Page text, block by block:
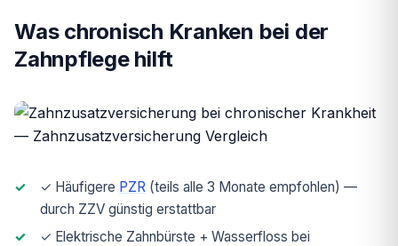
Was chronisch Kranken bei der
Zahnpflege hilft
✓ Häufigere PZR(teils alle 3 Monate empfohlen) —
durch ZZV günstig erstattbar
✓ Elektrische Zahnbürste + Wasserfloss bei